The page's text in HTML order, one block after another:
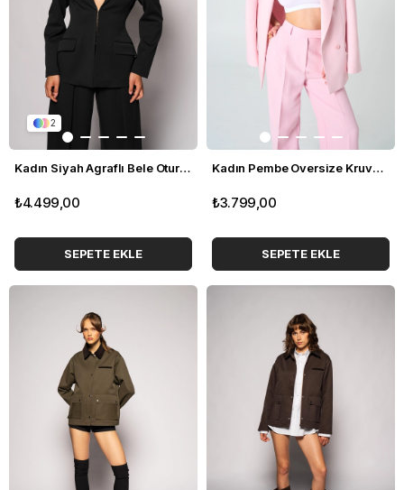
2
Kadın Siyah Agraflı Bele Oturan Blazer
₺4.499,00
SEPETE EKLE
Kadın Pembe Oversize Kruvaze Blazer
₺3.799,00
SEPETE EKLE